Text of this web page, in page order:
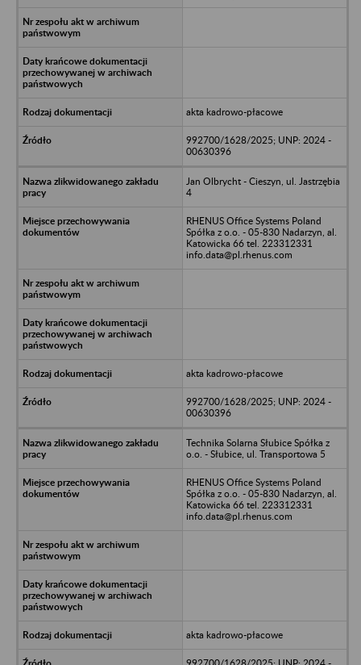
akta kadrowo-płacowe
992700/1628/2025; UNP: 2024 -
00630396
Jan Olbrycht - Cieszyn, ul. Jastrzębia
4
RHENUS Office Systems Poland
Spółka z o.o. - 05-830 Nadarzyn, al.
Katowicka 66 tel. 223312331
info.data@pl.rhenus.com
akta kadrowo-płacowe
992700/1628/2025; UNP: 2024 -
00630396
Technika Solarna Słubice Spółka z
o.o. - Słubice, ul. Transportowa 5
RHENUS Office Systems Poland
Spółka z o.o. - 05-830 Nadarzyn, al.
Katowicka 66 tel. 223312331
info.data@pl.rhenus.com
akta kadrowo-płacowe